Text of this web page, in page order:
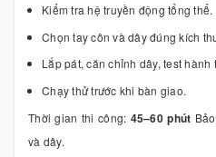
Kiểm tra hệ truyền động tổng thể.
Chọn tay côn và dây đúng kích
Lắp pát, căn chỉnh dây, test hành
Chạy thử trước khi bàn giao.
Thời gian thi công: 45–60 phút
và dây.